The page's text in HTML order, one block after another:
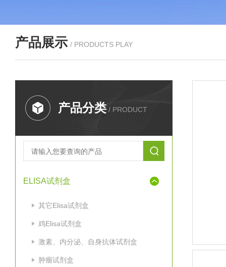
产品展示 / PRODUCTS PLAY
产品分类 / PRODUCT
ELISA试剂盒
其它Elisa试剂盒
鸡Elisa试剂盒
激素、内分泌、自身抗体试剂盒
肿瘤试剂盒